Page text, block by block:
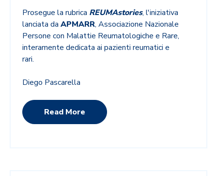
Prosegue la rubrica REUMAstories, l'iniziativa
lanciata da APMARR, Associazione Nazionale
Persone con Malattie Reumatologiche e Rare,
interamente dedicata ai pazienti reumatici e
rari.
Diego Pascarella
Read More